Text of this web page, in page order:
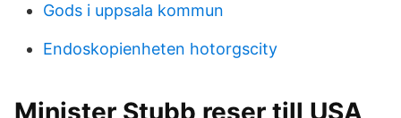
Gods i uppsala kommun
Endoskopienheten hotorgscity
Minister Stubb reser till USA